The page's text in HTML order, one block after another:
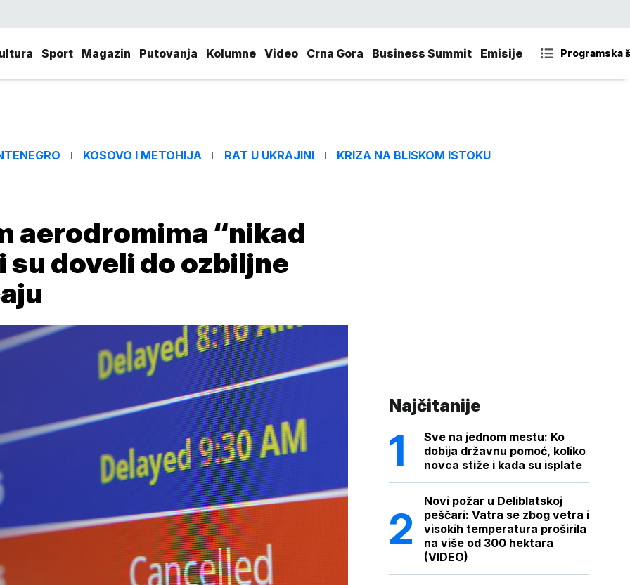
Sport Magazin Putovanja Kolumne Video Crna Gora Business Summit Emisije Programska
KOSOVO I METOHIJA RAT U UKRAJINI KRIZA NA BLISKOM ISTOKU
aerodromima “nikad
doveli do ozbiljne
Najčitanije
Sve na jednom mestu: Ko
dobija državnu pomoć, koliko
novca stiže i kada su isplate
Novi požar u Deliblatskoj
peščari: Vatra se zbog vetra i
visokih temperatura proširila
na više od 300 hektara
(VIDEO)